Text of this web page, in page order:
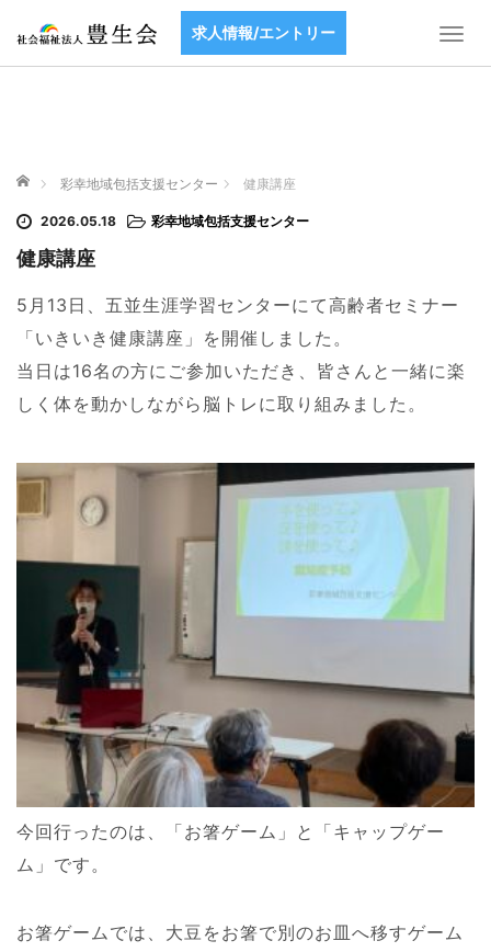
T
o
a
o
求人情報/エントリー
ホーム 彩幸地域包括支援センター 健康講座
2026.05.18 彩幸地域包括支援センター
健康講座
5 月 13 日、五並生涯学習センターにて高齢者セミナー
「いきいき健康講座」を開催しました。
当日は16名の方にご参加いただき、皆さんと一緒に楽
しく体を動かしながら脳トレに取り組みました。
今回行ったのは、「お箸ゲーム」と「キャップゲー
ム」です。
お箸ゲームでは、大豆をお箸で別のお皿へ移すゲーム